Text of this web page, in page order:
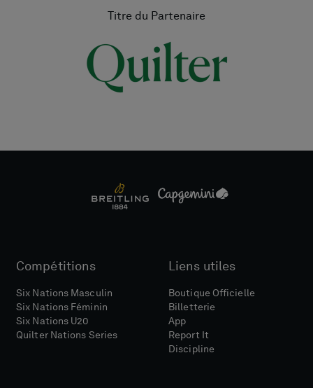
Titre du Partenaire
Compétitions
Six Nations Masculin
Six Nations Féminin
Six Nations U20
Quilter Nations Series
Liens utiles
Boutique Officielle
Billetterie
App
Report It
Discipline